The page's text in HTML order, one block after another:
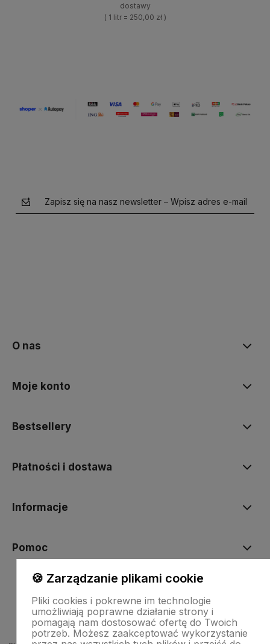
dostawy
( 1 litr = 250,00 zł )
Zapisz się na nasz newsletter – Wpisz adres e-mail
O nas
Moje konto
Bestsellery
Płatności i dostawa
Informacje
Pomoc
🍪 Zarządzanie plikami cookie
Pliki cookies i pokrewne im technologie
umożliwiają poprawne działanie strony i
pomagają nam dostosować ofertę do Twoich
potrzeb. Możesz zaakceptować wykorzystanie